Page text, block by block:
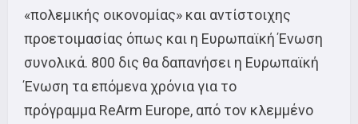
«πολεμικής οικονομίας» και αντίστοιχης
προετοιμασίας όπως και η Ευρωπαϊκή Ένωση
συνολικά. 800 δις θα δαπανήσει η Ευρωπαϊκή
Ένωση τα επόμενα χρόνια για το
πρόγραμμα ReArm Europe, από τον κλεμμένο